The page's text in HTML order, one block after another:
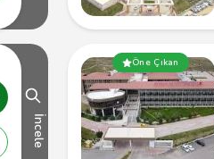
İncele
Öne Çıkan